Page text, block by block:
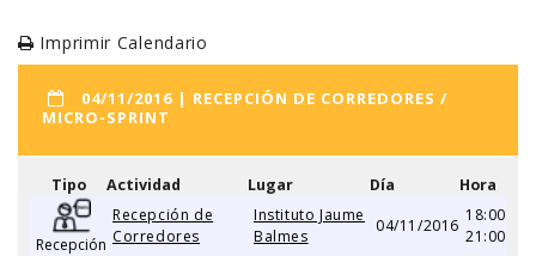
Imprimir Calendario
04/11/2016 | RECEPCIÓN DE CORREDORES /
MICRO-SPRINT
Tipo Actividad Lugar Día Hora
Recepción
Recepción de
Corredores
Instituto Jaume
Balmes
04/11/2016
18:00
21:00